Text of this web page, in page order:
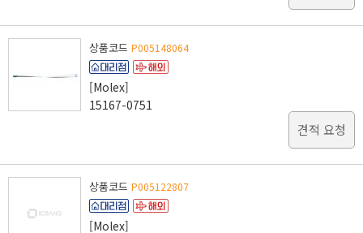
상품코드 P005148064
[Molex]
15167-0751
견적 요청
상품코드 P005122807
[Molex]